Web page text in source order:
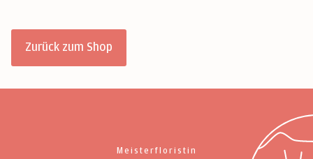
Zurück zum Shop
Meisterfloristin